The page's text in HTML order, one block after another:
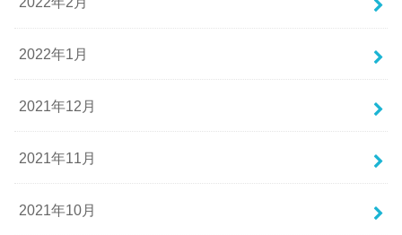
2022年1月
2021年12月
2021年11月
2021年10月